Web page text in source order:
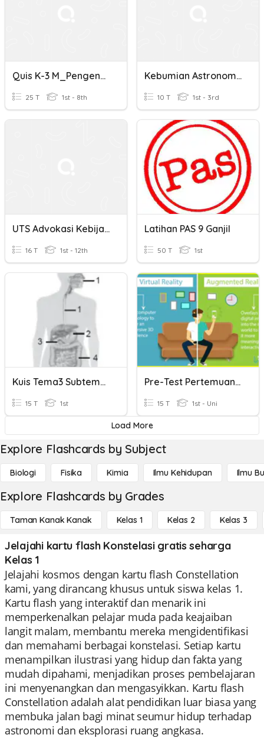
Quis K-3 M_Pengendalian Mutu 19 Nov 2020
25 T 1st - 8th
Kebumian Astronomi 1
10 T 1st - 3rd
UTS Advokasi Kebijakan
16 T 1st - 12th
Latihan PAS 9 Ganjil
50 T 1st
Kuis Tema3 Subtema 2 Pembelajaran 1 & 2
15 T 1st
Pre-Test Pertemuan 5
15 T 1st - Uni
Load More
Explore Flashcards by Subject
Biologi Fisika Kimia Ilmu Kehidupan Ilmu
Explore Flashcards by Grades
Taman Kanak Kanak Kelas 1 Kelas 2 Kelas 3
Jelajahi kartu flash Konstelasi gratis seharga
Kelas 1
Jelajahi kosmos dengan kartu flash Constellation
kami, yang dirancang khusus untuk siswa kelas 1.
Kartu flash yang interaktif dan menarik ini
memperkenalkan pelajar muda pada keajaiban
langit malam, membantu mereka mengidentifikasi
dan memahami berbagai konstelasi. Setiap kartu
menampilkan ilustrasi yang hidup dan fakta yang
mudah dipahami, menjadikan proses pembelajaran
ini menyenangkan dan mengasyikkan. Kartu flash
Constellation adalah alat pendidikan luar biasa yang
membuka jalan bagi minat seumur hidup terhadap
astronomi dan eksplorasi ruang angkasa.